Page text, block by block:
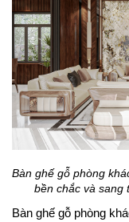
Bàn ghế gỗ phòng
bền chắc và sang
Bàn ghế gỗ phòng